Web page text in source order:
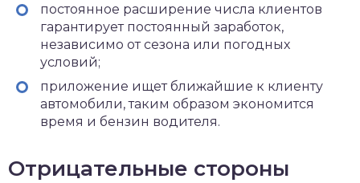
постоянное расширение числа клиентов
гарантирует постоянный заработок,
независимо от сезона или погодных
условий;
приложение ищет ближайшие к клиенту
автомобили, таким образом экономится
время и бензин водителя.
Отрицательные стороны